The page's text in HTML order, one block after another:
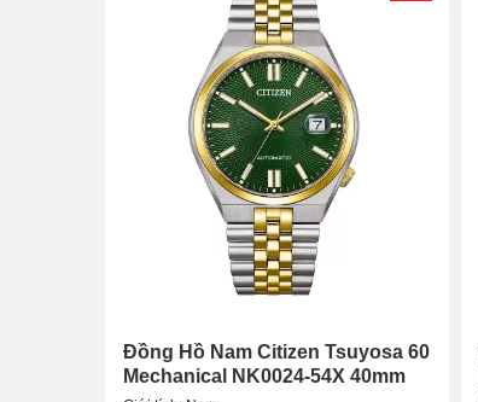
Đồng Hồ Nam Citizen Tsuyosa 60
Mechanical NK0024-54X 40mm